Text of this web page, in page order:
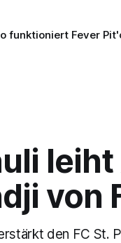
funktioniert Fever
von
den FC St.